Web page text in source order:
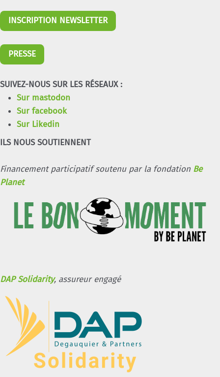
INSCRIPTION NEWSLETTER
PRESSE
SUIVEZ-NOUS SUR LES RÉSEAUX :
Sur mastodon
Sur facebook
Sur Likedin
ILS NOUS SOUTIENNENT
Financement participatif soutenu par la fondation Be
Planet
DAP Solidarity, assureur engagé